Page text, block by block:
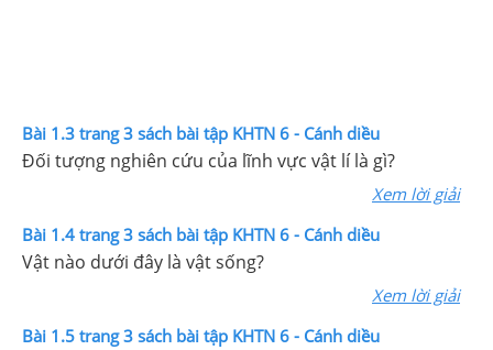
Bài 1.3 trang 3 sách bài tập KHTN 6 - Cánh diều
Đối tượng nghiên cứu của lĩnh vực vật lí là gì?
Xem lời giải
Bài 1.4 trang 3 sách bài tập KHTN 6 - Cánh diều
Vật nào dưới đây là vật sống?
Xem lời giải
Bài 1.5 trang 3 sách bài tập KHTN 6 - Cánh diều